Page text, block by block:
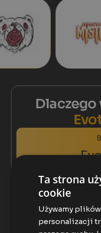
Zalety
Całość zysku
Pełny dostęp
Ta strona
cookie
Używamy
personalizacji